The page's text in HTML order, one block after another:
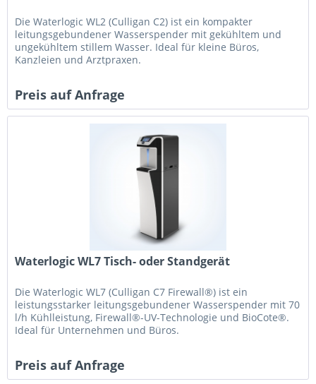
Die Waterlogic WL2 (Culligan C2) ist ein kompakter
leitungsgebundener Wasserspender mit gekühltem und
ungekühltem stillem Wasser. Ideal für kleine Büros,
Kanzleien und Arztpraxen.
Preis auf Anfrage
Waterlogic WL7 Tisch- oder Standgerät
Die Waterlogic WL7 (Culligan C7 Firewall®) ist ein
leistungsstarker leitungsgebundener Wasserspender mit 70
l/h Kühlleistung, Firewall®-UV-Technologie und BioCote®.
Ideal für Unternehmen und Büros.
Preis auf Anfrage